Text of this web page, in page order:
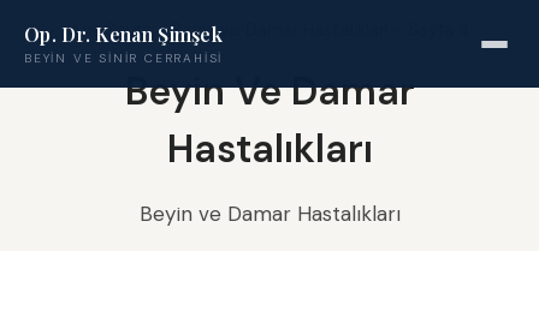
Op. Dr. Kenan Şimşek
BEYIN VE SINIR CERRAHISI
Ana Sayfa-Beyin ve Damar Hastalıkları
Beyin Ve Damar
Hastalıkları
Beyin ve Damar Hastalıkları